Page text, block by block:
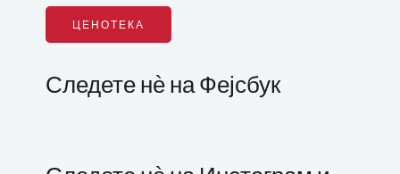
ЦЕНОТЕКА
Следете нѐ на Фејсбук